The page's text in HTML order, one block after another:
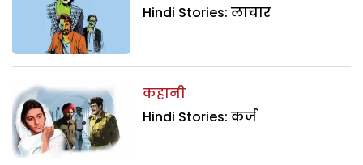
Hindi Stories: लाचार
कहानी
Hindi Stories: कर्ज